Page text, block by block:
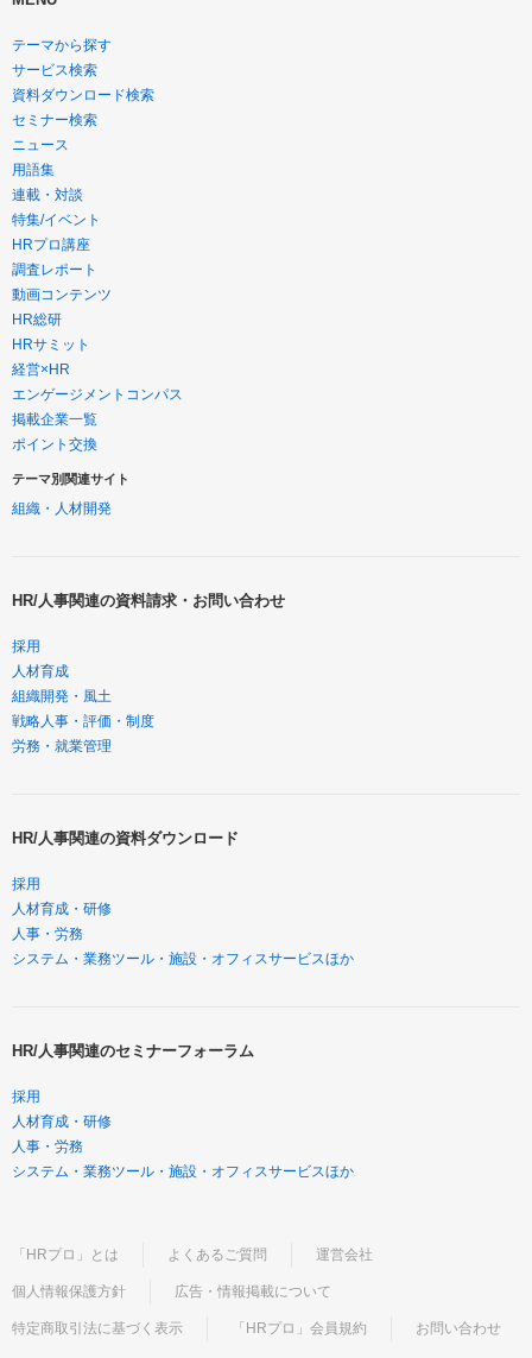
テーマから探す
サービス検索
資料ダウンロード検索
セミナー検索
ニュース
用語集
連載・対談
特集/イベント
HRプロ講座
調査レポート
動画コンテンツ
HR総研
HRサミット
経営×HR
エンゲージメントコンパス
掲載企業一覧
ポイント交換
テーマ別関連サイト
組織・人材開発
HR/人事関連の資料請求・お問い合わせ
採用
人材育成
組織開発・風土
戦略人事・評価・制度
労務・就業管理
HR/人事関連の資料ダウンロード
採用
人材育成・研修
人事・労務
システム・業務ツール・施設・オフィスサービスほか
HR/人事関連のセミナーフォーラム
採用
人材育成・研修
人事・労務
システム・業務ツール・施設・オフィスサービスほか
「HRプロ」とは よくあるご質問 運営会社
個人情報保護方針 広告・情報掲載について
特定商取引法に基づく表示 「HRプロ」会員規約 お問い合わせ